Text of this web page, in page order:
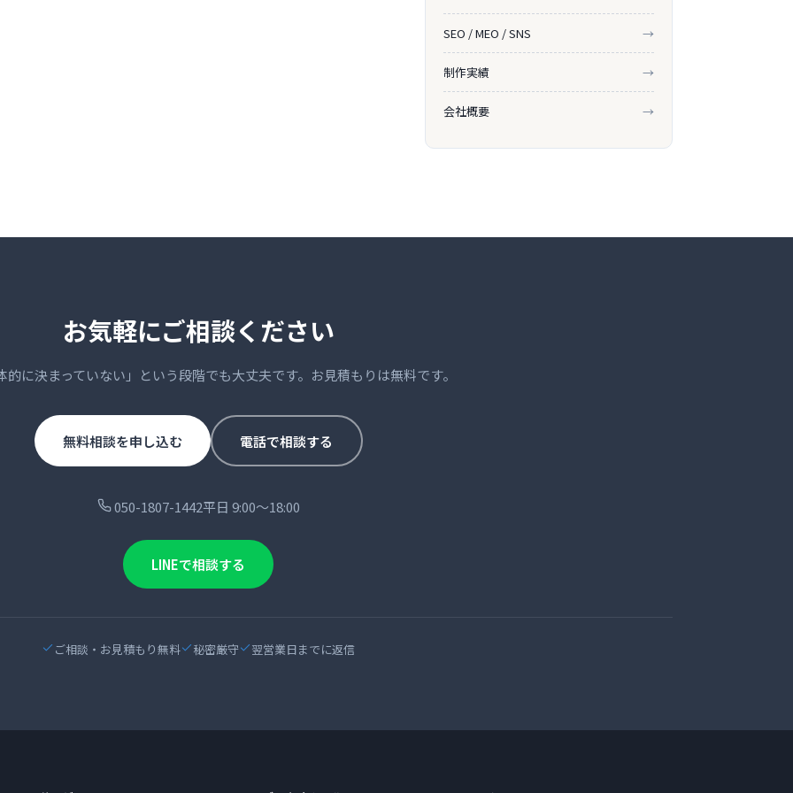
SEO / MEO / SNS →
制作実績 →
会社概要 →
お気軽にご相談ください
的に決まっていない」という段階でも大丈夫です。お見積もりは無料です。
無料相談を申し込む 電話で相談する
050-1807-1442平日 9:00〜18:00
LINEで相談する
ご相談・お見積もり無料 秘密厳守 翌営業日までに返信